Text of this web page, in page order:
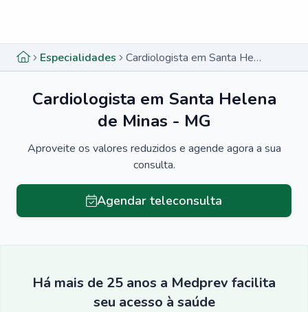
Especialidades Cardiologista em Santa Helena de Minas - MG
Cardiologista em Santa Helena
de Minas - MG
Aproveite os valores reduzidos e agende agora a sua
consulta.
Agendar teleconsulta
Há mais de 25 anos a Medprev facilita
seu acesso à saúde